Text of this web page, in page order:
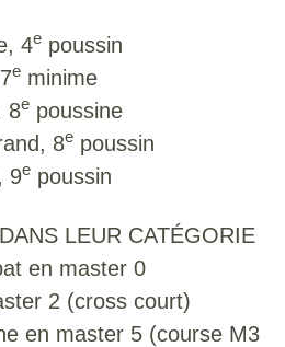
4e poussin
e minime
8e poussine
8e poussin
9e poussin
LEUR CATÉGORIE
en master 0
2 (cross court)
en master 5 (course M3